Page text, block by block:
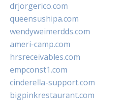
drjorgerico.com
queensushipa.com
wendyweimerdds.com
ameri-camp.com
hrsreceivables.com
empconst1.com
cinderella-support.com
bigpinkrestaurant.com